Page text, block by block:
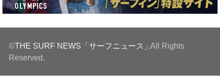
©THE SURF NEWS「サーフニュース」.All Rights
Reserved.